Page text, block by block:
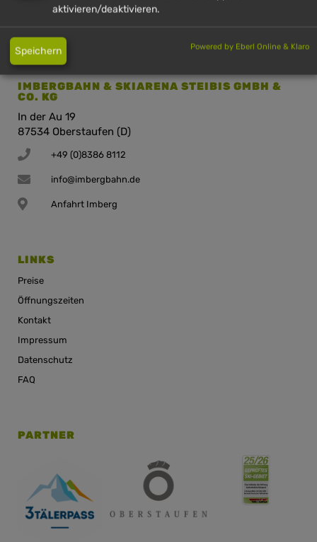
info@huendle.de
IMBERGBAHN & SKIARENA STEIBIS GMBH &
CO. KG
In der Au 19
87534 Oberstaufen (D)
+49 (0)8386 8112
info@imbergbahn.de
Anfahrt Imberg
LINKS
Preise
Öffnungszeiten
Kontakt
Impressum
Datenschutz
FAQ
PARTNER
aktivieren/deaktivieren.
Speichern Powered by Eberl Online & Klaro